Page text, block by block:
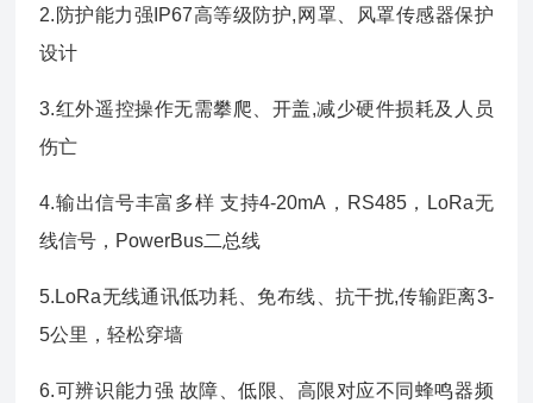
2.防护能力强IP67高等级防护,网罩、风罩传感器保护
设计
3.红外遥控操作无需攀爬、开盖,减少硬件损耗及人员
伤亡
4.输出信号丰富多样 支持4-20mA，RS485，LoRa无
线信号，PowerBus二总线
5.LoRa无线通讯低功耗、免布线、抗干扰,传输距离3-
5公里，轻松穿墙
6.可辨识能力强 故障、低限、高限对应不同蜂鸣器频